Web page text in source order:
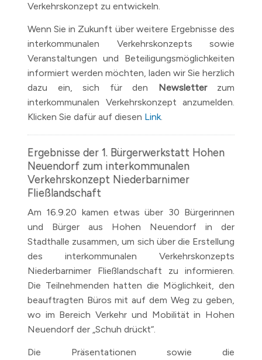
Verkehrskonzept zu entwickeln.
Wenn Sie in Zukunft über weitere Ergebnisse des
interkommunalen Verkehrskonzepts sowie
Veranstaltungen und Beteiligungsmöglichkeiten
informiert werden möchten, laden wir Sie herzlich
dazu ein, sich für den Newsletterzum
interkommunalen Verkehrskonzept anzumelden.
Klicken Sie dafür auf diesen Link
Ergebnisse der 1. Bürgerwerkstatt Hohen
Neuendorf zum interkommunalen
Verkehrskonzept Niederbarnimer
Fließlandschaft
Am 16.9.20 kamen etwas über 30 Bürgerinnen
und Bürger aus Hohen Neuendorf in der
Stadthalle zusammen, um sich über die Erstellung
des interkommunalen Verkehrskonzepts
Niederbarnimer Fließlandschaft zu informieren.
Die Teilnehmenden hatten die Möglichkeit, den
beauftragten Büros mit auf dem Weg zu geben,
wo im Bereich Verkehr und Mobilität in Hohen
Neuendorf der „Schuh drückt“.
Die Präsentationen sowie die